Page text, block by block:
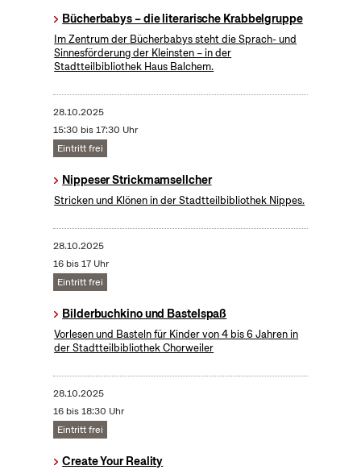
Bücherbabys – die literarische Krabbelgruppe
Im Zentrum der Bücherbabys steht die Sprach- und
Sinnesförderung der Kleinsten – in der
Stadtteilbibliothek Haus Balchem.
28.10.2025
15:30 bis 17:30 Uhr
Eintritt frei
Nippeser Strickmamsellcher
Stricken und Klönen in der Stadtteilbibliothek Nippes.
28.10.2025
16 bis 17 Uhr
Eintritt frei
Bilderbuchkino und Bastelspaß
Vorlesen und Basteln für Kinder von 4 bis 6 Jahren in
der Stadtteilbibliothek Chorweiler
28.10.2025
16 bis 18:30 Uhr
Eintritt frei
Create Your Reality